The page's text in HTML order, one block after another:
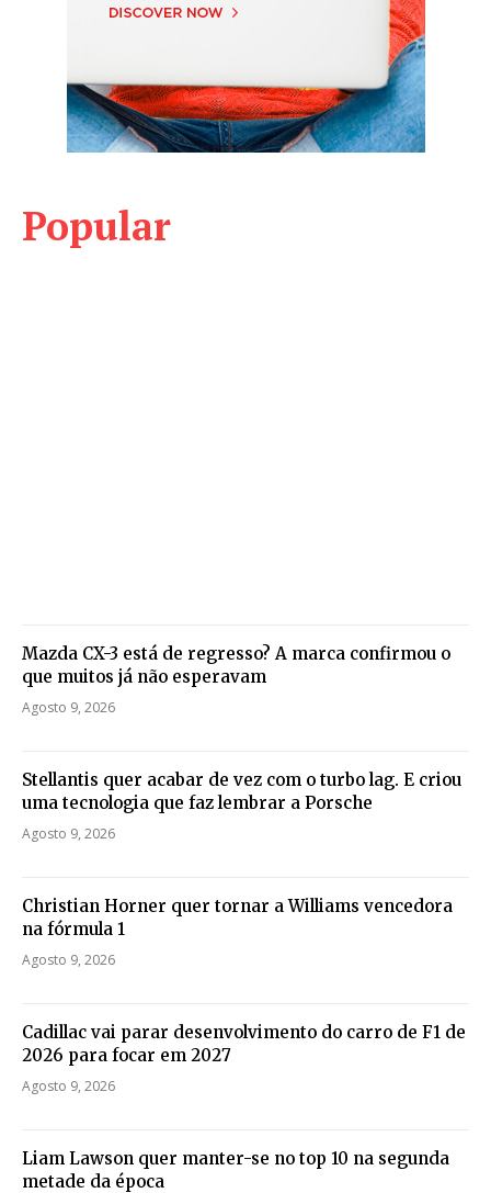
Popular
Mazda CX-3 está de regresso? A marca confirmou o
que muitos já não esperavam
Agosto 9, 2026
Stellantis quer acabar de vez com o turbo lag. E criou
uma tecnologia que faz lembrar a Porsche
Agosto 9, 2026
Christian Horner quer tornar a Williams vencedora
na fórmula 1
Agosto 9, 2026
Cadillac vai parar desenvolvimento do carro de F1 de
2026 para focar em 2027
Agosto 9, 2026
Liam Lawson quer manter-se no top 10 na segunda
metade da época